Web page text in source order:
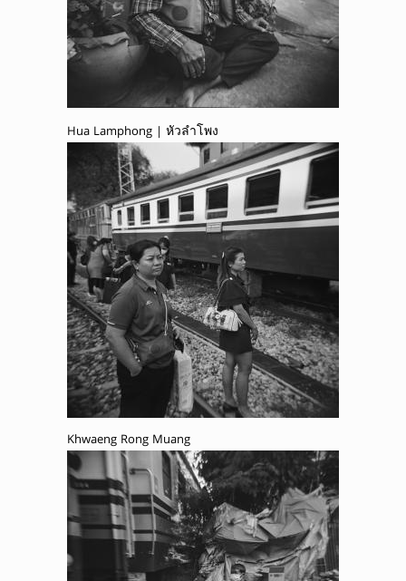
Hua Lamphong | หัวลำโพง
Khwaeng Rong Muang